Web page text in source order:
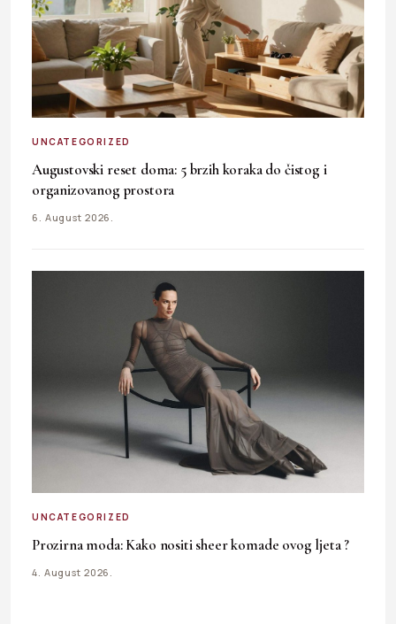
UNCATEGORIZED
Augustovski reset doma: 5 brzih koraka do čistog i
organizovanog prostora
6. August 2026.
UNCATEGORIZED
Prozirna moda: Kako nositi sheer komade ovog ljeta ?
4. August 2026.